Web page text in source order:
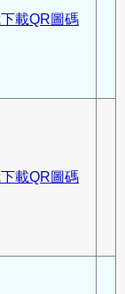
載QR圖碼
載QR圖碼